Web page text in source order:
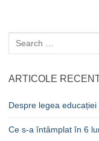
Caută
după:
ARTICOLE
Despre legea
Ce s-a întâmplat în 6